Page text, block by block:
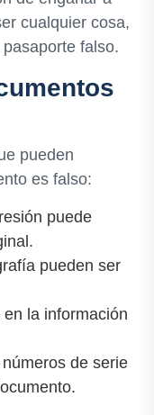
cualquier cosa,
falso.
pueden
es falso:
puede
pueden ser
la información
de serie